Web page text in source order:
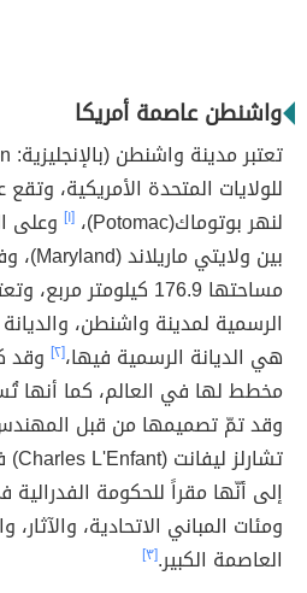
واشنطن عاصمة أمريكا
للولايات المتحدة الأمريكية،
لنهر بوتوماك(Potomac)،
[١] وعلى
مساحتها 176.9 كيلومتر
الرسمية لمدينة واشنطن،
هي الديانة الرسمية فيها،[٢]
وقد
مخطط لها في العالم، كما أنها
وقد تمّ تصميمها من قبل
إلى أنّها مقراً للحكومة الفدرالية
ومئات المباني الاتحادية،
العاصمة الكبير.[٣]